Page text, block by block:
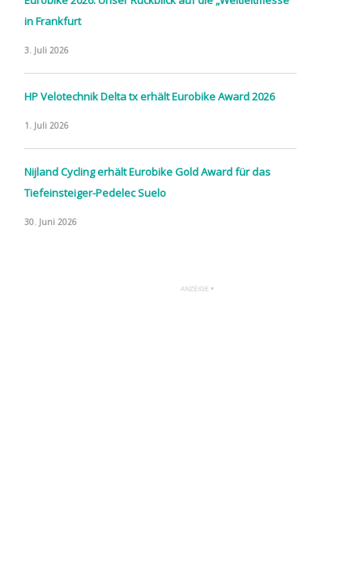
in Frankfurt
3. Juli 2026
HP Velotechnik Delta tx erhält Eurobike Award 2026
1. Juli 2026
Nijland Cycling erhält Eurobike Gold Award für das
Tiefeinsteiger-Pedelec Suelo
30. Juni 2026